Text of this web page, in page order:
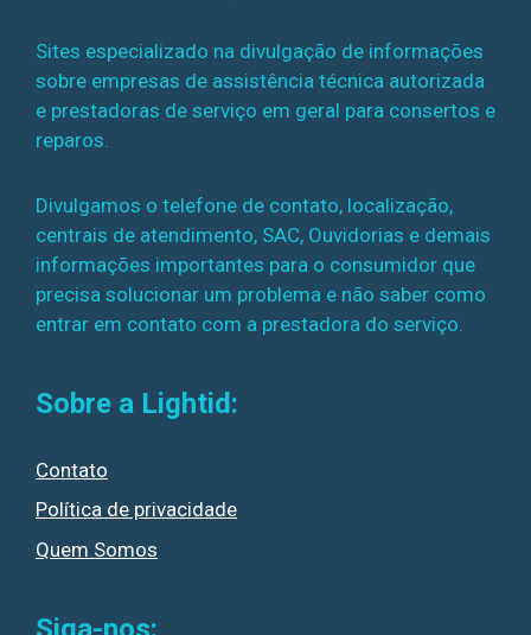
Sites especializado na divulgação de informações
sobre empresas de assistência técnica autorizada
e prestadoras de serviço em geral para consertos e
reparos.
Divulgamos o telefone de contato, localização,
centrais de atendimento, SAC, Ouvidorias e demais
informações importantes para o consumidor que
precisa solucionar um problema e não saber como
entrar em contato com a prestadora do serviço.
Sobre a Lightid:
Contato
Política de privacidade
Quem Somos